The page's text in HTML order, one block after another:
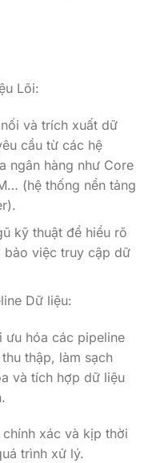
Lõi:
và trích xuất dữ
cầu từ các hệ
ngân hàng như Core
(hệ thống nền tảng
kỹ thuật để hiểu rõ
bảo việc truy cập dữ
Dữ liệu:
ưu hóa các pipeline
thập, làm sạch
và tích hợp dữ liệu
xác và kịp thời
trình xử lý.